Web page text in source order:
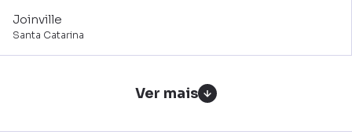
Joinville
Santa Catarina
Ver mais